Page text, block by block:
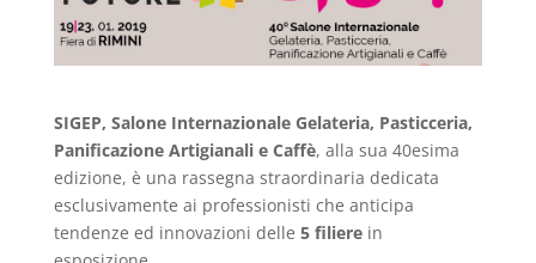
SIGEP, Salone Internazionale Gelateria, Pasticceria,
Panificazione Artigianali e Caffè, alla sua 40esima
edizione, è una rassegna straordinaria dedicata
esclusivamente ai professionisti che anticipa
tendenze ed innovazioni delle 5 filierein